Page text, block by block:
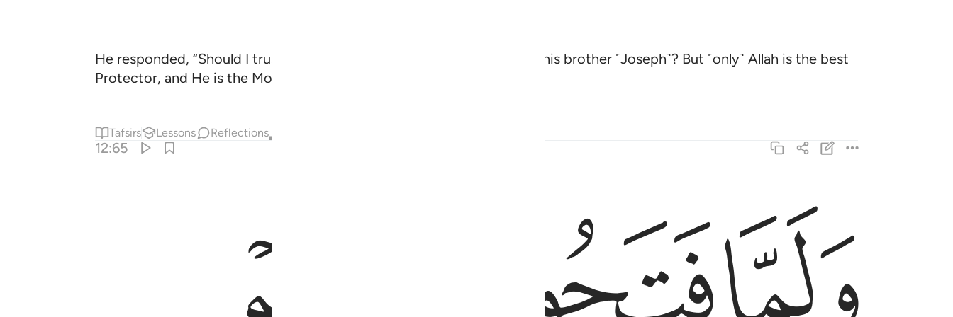
He responded, “Should I trust you with him as I once trusted you with his brother ˹Joseph˺? But ˹only˺ Allah is the best
Protector, and He is the Most Merciful of the merciful.”
Tafsirs Lessons Reflections
12:65
وَلَمَّا فَتَحُوا۟ مَتَـٰعَهُمْ وَجَدُوا۟ بِضَـٰعَتَهُمْ رُدَّتْ إِلَيْهِمْ ۖ قَالُوا۟ يَـٰٓأَبَانَا مَا نَبْغِى ۖ هَـٰذِهِۦ بِضَـٰعَتُنَا رُدَّتْ إِلَيْنَا ۖ وَنَمِيرُ أَهْلَنَا وَنَحْفَظُ أَخَانَا وَنَزْدَادُ كَيْلَ بَعِيرٍۢ ۖ ذَٰلِكَ كَيْلٌۭ يَسِيرٌۭ ٦٥